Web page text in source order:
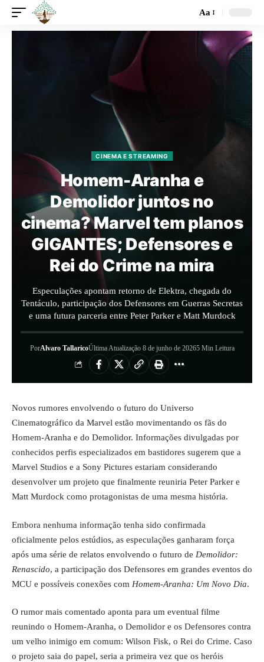
Aa
CINEMA E STREAMING
Homem-Aranha e
Demolidor juntos no
cinema? Marvel tem planos
GIGANTES; Defensores e
Rei do Crime na mira
Especulações apontam retorno de Elektra, chegada do
Tentáculo, participação dos Defensores em Guerras Secretas
e uma futura parceria entre Peter Parker e Matt Murdock
PorAlvaro TallaricoÚltima Atualização 8 de junho de 20265 Min Leitura
Novos rumores envolvendo o futuro do Universo
Cinematográfico da Marvel estão movimentando os fãs do
Homem-Aranha e do Demolidor. Informações divulgadas por
conhecidos perfis especializados em bastidores sugerem que a
Marvel Studios e a Sony Pictures estariam considerando
desenvolver um projeto que finalmente reuniria Peter Parker e
Matt Murdock como protagonistas de uma mesma história.
Embora nenhuma informação tenha sido confirmada
oficialmente pelos estúdios, as especulações ganharam força
após uma série de relatos envolvendo o futuro de Demolidor:
Renascido, a participação dos Defensores em grandes eventos do
MCU e possíveis conexões com Homem-Aranha: Um Novo Dia.
O rumor mais comentado aponta para um eventual filme
reunindo o Homem-Aranha, o Demolidor e os Defensores contra
um velho inimigo em comum: Wilson Fisk, o Rei do Crime. Caso
o projeto saia do papel, seria a primeira vez que os heróis